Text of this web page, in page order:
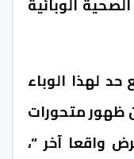
لهذا الوباء
ظهور متحورات
واقعا آخر “،